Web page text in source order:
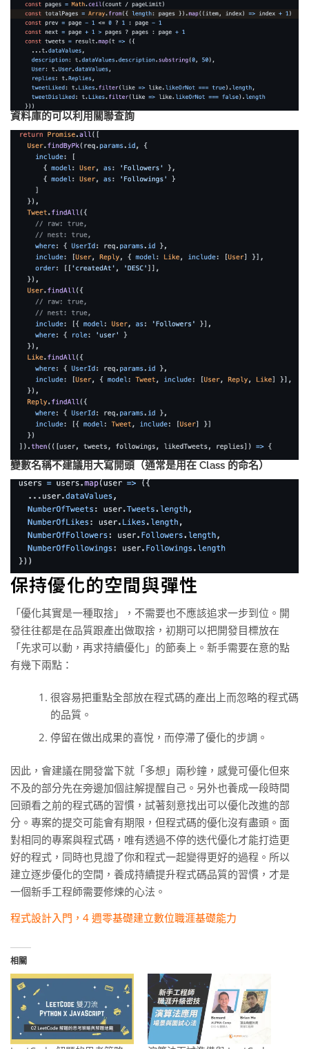
資料庫的可以利用關聯查詢
變數名稱不建議用大寫開頭（通常是用在 Class 的命名）
保持優化的空間與彈性
「優化其實是一種取捨」，不需要也不應該追求一步到位。開
發往往都是在品質跟產出做取捨，初期可以把開發目標放在
「先求可以動，再求持續優化」的節奏上。新手需要在意的點
有幾下兩點：
很容易把重點全部放在程式碼的產出上而忽略的程式碼
的品質。
停留在做出成果的喜悅，而停滯了優化的步調。
因此，會建議在開發當下就「多想」兩秒鐘，感覺可優化但來
不及的部分先在旁邊加個註解提醒自己。另外也養成一段時間
回頭看之前的程式碼的習慣，試著刻意找出可以優化改進的部
分。專案的提交可能會有期限，但程式碼的優化沒有盡頭。面
對相同的專案與程式碼，唯有透過不停的迭代優化才能打造更
好的程式，同時也見證了你和程式一起變得更好的過程。所以
建立逐步優化的空間，養成持續提升程式碼品質的習慣，才是
一個新手工程師需要修煉的心法。
程式設計入門，4 週零基礎建立數位職涯基礎能力
相關